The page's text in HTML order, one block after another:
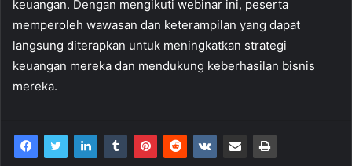
keuangan. Dengan mengikuti webinar ini, peserta
memperoleh wawasan dan keterampilan yang dapat
langsung diterapkan untuk meningkatkan strategi
keuangan mereka dan mendukung keberhasilan bisnis
mereka.